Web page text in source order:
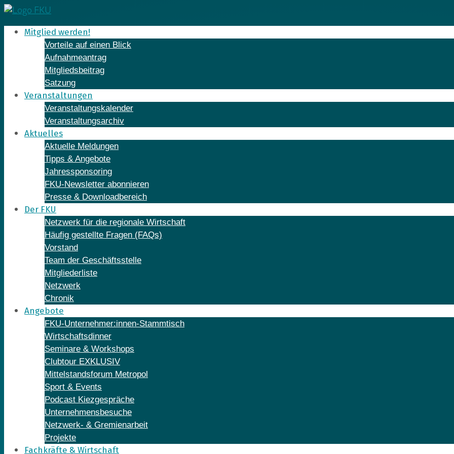
Skip
to
contentMitglied werden!
Vorteile auf einen Blick
Aufnahmeantrag
Mitgliedsbeitrag
Satzung
Veranstaltungen
Veranstaltungskalender
Veranstaltungsarchiv
Aktuelles
Aktuelle Meldungen
Tipps & Angebote
Jahressponsoring
FKU-Newsletter abonnieren
Presse & Downloadbereich
Der FKU
Netzwerk für die regionale Wirtschaft
Häufig gestellte Fragen (FAQs)
Vorstand
Team der Geschäftsstelle
Mitgliederliste
Netzwerk
Chronik
Angebote
FKU-Unternehmer:innen-Stammtisch
Wirtschaftsdinner
Seminare & Workshops
Clubtour EXKLUSIV
Mittelstandsforum Metropol
Sport & Events
Podcast Kiezgespräche
Unternehmensbesuche
Netzwerk- & Gremienarbeit
Projekte
Fachkräfte & Wirtschaft